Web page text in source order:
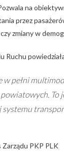
na
przez
zmiany w
w pełni
Zarządu PKP PLK